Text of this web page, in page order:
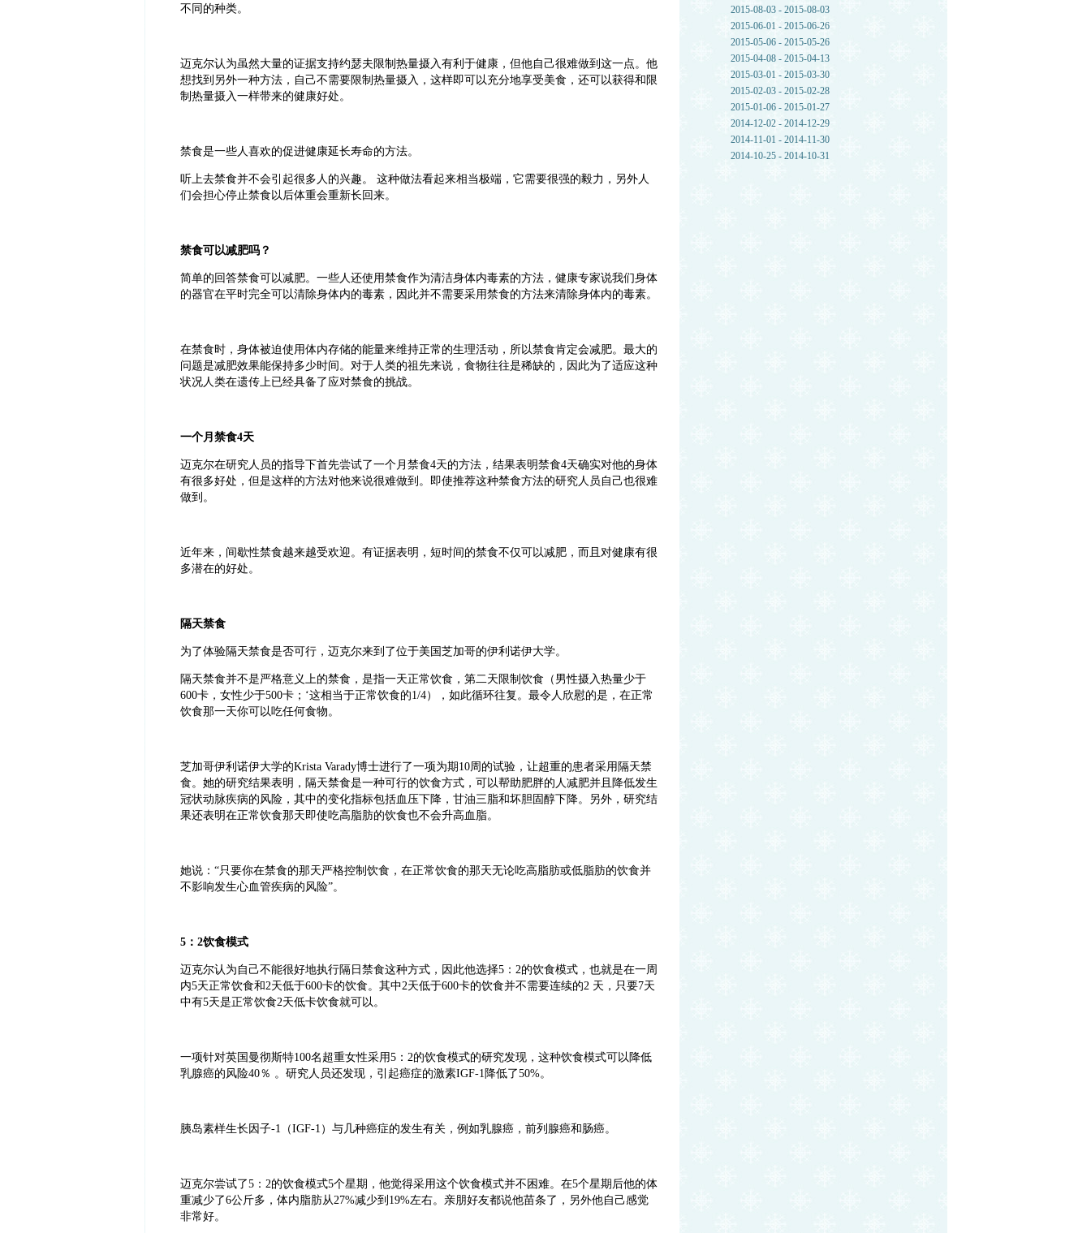
不同的种类。
迈克尔认为虽然大量的证据支持约瑟夫限制热量摄入有利于健康，但他自己很难做到这一点。他
想找到另外一种方法，自己不需要限制热量摄入，这样即可以充分地享受美食，还可以获得和限
制热量摄入一样带来的健康好处。
禁食是一些人喜欢的促进健康延长寿命的方法。
听上去禁食并不会引起很多人的兴趣。
这种做法看起来相当极端，它需要很强的毅力，另外人
们会担心停止禁食以后体重会重新长回来。
禁食可以减肥吗？
简单的回答禁食可以减肥。一些人还使用禁食作为清洁身体内毒素的方法，健康专家说我们身体
的器官在平时完全可以清除身体内的毒素，因此并不需要采用禁食的方法来清除身体内的毒素。
在禁食时，身体被迫使用体内存储的能量来维持正常的生理活动，所以禁食肯定会减肥。最大的
问题是减肥效果能保持多少时间。对于人类的祖先来说，食物往往是稀缺的，因此为了适应这种
状况人类在遗传上已经具备了应对禁食的挑战。
一个月禁食4天
迈克尔在研究人员的指导下首先尝试了一个月禁食4天的方法，结果表明禁食4天确实对他的身体
有很多好处，但是这样的方法对他来说很难做到。即使推荐这种禁食方法的研究人员自己也很难
做到。
近年来，间歇性禁食越来越受欢迎。有证据表明，短时间的禁食不仅可以减肥，而且对健康有很
多潜在的好处。
隔天禁食
为了体验隔天禁食是否可行，迈克尔来到了位于美国芝加哥的伊利诺伊大学。
隔天禁食并不是严格意义上的禁食，是指一天正常饮食，第二天限制饮食（男性摄入热量少于
600卡，女性少于500卡； ‘这相当于正常饮食的1/4），如此循环往复。最令人欣慰的是，在正常
饮食那一天你可以吃任何食物。
芝加哥伊利诺伊大学的Krista Varady博士进行了一项为期 10周的试验，让超重的患者采用隔天禁
食。她的研究结果表明，隔天禁食是一种可行的饮食方式，可以帮助肥胖的人减肥并且降低发生
冠状动脉疾病的风险，其中的变化指标包括血压下降，甘油三脂和坏胆固醇下降。另外，研究结
果还表明在正常饮食那天即使吃高脂肪的饮食也不会升高血脂。
她说： “只要你在禁食的那天严格控制饮食，在正常饮食的那天无论吃高脂肪或低脂肪的饮食并
不影响发生心血管疾病的风险”。
5： 2饮食模式
迈克尔认为自己不能很好地执行隔日禁食这种方式，因此他选择5： 2的饮食模式，也就是在一周
内5天正常饮食和2天低于600卡的饮食。其中2天低于600卡的饮食并不需要连续的2 天，只要7天
中有5天是正常饮食2天低卡饮食就可以。
一项针对英国曼彻斯特100名超重女性采用5： 2的饮食模式的研究发现，这种饮食模式可以降低
乳腺癌的风险40％ 。研究人员还发现，引起癌症的激素IGF-1 降低了50%。
胰岛素样生长因子-1 （IGF-1 ）与几种癌症的发生有关，例如乳腺癌，前列腺癌和肠癌。
迈克尔尝试了5： 2的饮食模式5个星期，他觉得采用这个饮食模式并不困难。在5个星期后他的体
重减少了6公斤多，体内脂肪从27%减少到 19%左右。亲朋好友都说他苗条了，另外他自己感觉
非常好。
2015-08-03 - 2015-08-03
2015-06-01 - 2015-06-26
2015-05-06 - 2015-05-26
2015-04-08 - 2015-04-13
2015-03-01 - 2015-03-30
2015-02-03 - 2015-02-28
2015-01-06 - 2015-01-27
2014-12-02 - 2014-12-29
2014-11-01 - 2014-11-30
2014-10-25 - 2014-10-31